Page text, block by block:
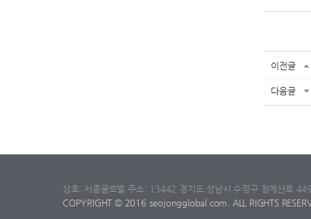
이전글
다음글
상호: 서종글로벌 주소: 13442 경기도 성남시 수정구 청계산
COPYRIGHT © 2016 seojongglobal.com. ALL RIGHTS